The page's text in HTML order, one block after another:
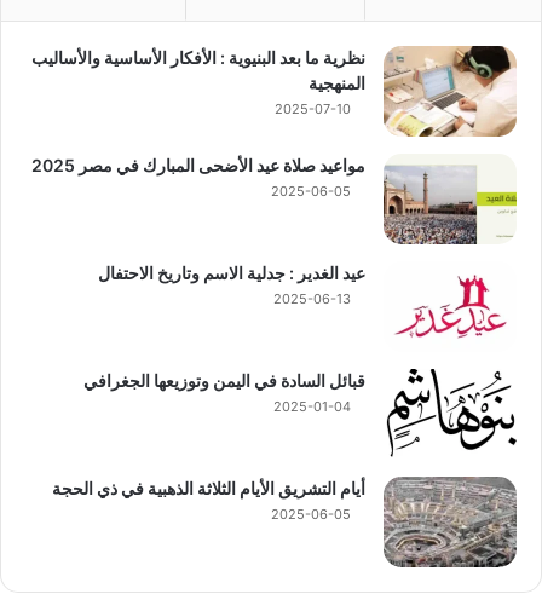
نظرية ما بعد البنيوية : الأفكار الأساسية والأساليب
المنهجية
2025-07-10
مواعيد صلاة عيد الأضحى المبارك في مصر 2025
2025-06-05
عيد الغدير : جدلية الاسم وتاريخ الاحتفال
2025-06-13
قبائل السادة في اليمن وتوزيعها الجغرافي
2025-01-04
أيام التشريق الأيام الثلاثة الذهبية في ذي الحجة
2025-06-05